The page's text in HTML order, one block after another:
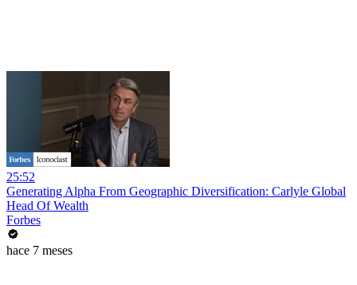
25:52
Generating Alpha From Geographic Diversification: Carlyle Global
Head Of Wealth
Forbes
hace 7 meses